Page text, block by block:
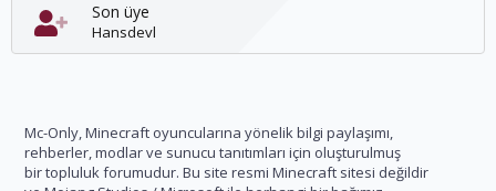
Son üye
Hansdevl
Mc-Only, Minecraft oyuncularına yönelik bilgi paylaşımı,
rehberler, modlar ve sunucu tanıtımları için oluşturulmuş
bir topluluk forumudur. Bu site resmi Minecraft sitesi değildir